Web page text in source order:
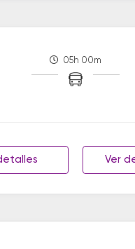
05h 00m
Ver